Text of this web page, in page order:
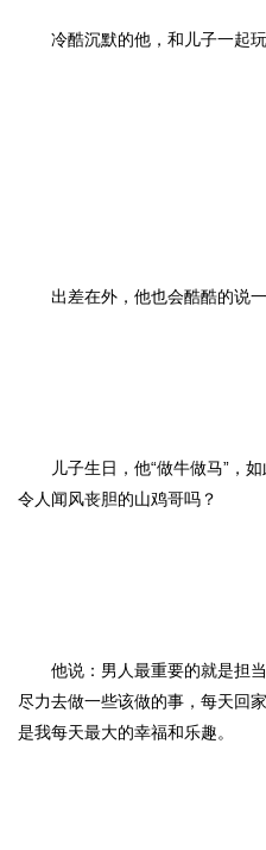
冷酷沉默的他，和儿子一起玩
出差在外，他也会酷酷的说一
儿子生日，他“做牛做马”，
令人闻风丧胆的山鸡哥吗？
他说：男人最重要的就是担
尽力去做一些该做的事，每天回
是我每天最大的幸福和乐趣。